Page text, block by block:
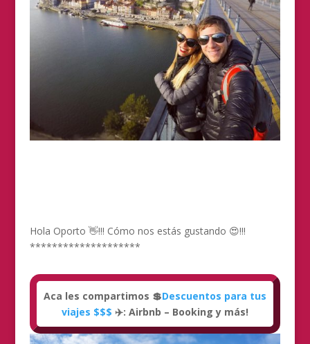
Hola Oporto 👋!!! Cómo nos estás gustando 😍!!!
********************
Aca les compartimos 💲Descuentos para tus
viajes $$$ ✈️: Airbnb – Booking y más!